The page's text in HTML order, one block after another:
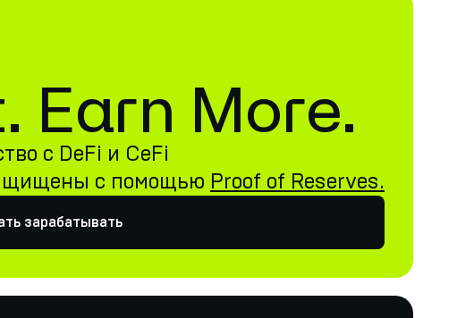
Earn More.
с DeFi и CeFi
с помощью Proof of Reserves.
зарабатывать